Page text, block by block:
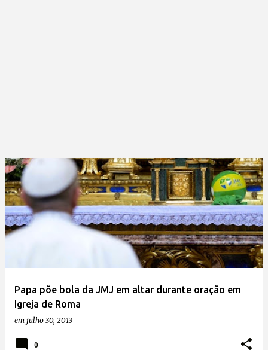
Papa põe bola da JMJ em altar durante oração em
Igreja de Roma
em julho 30, 2013
0